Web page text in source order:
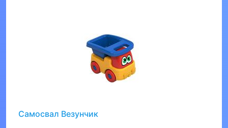
Самосвал Везунчик